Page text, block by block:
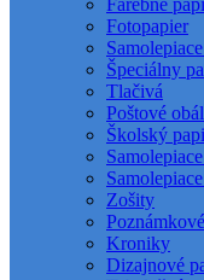
Farebné
Fotopapier
Špeciálny
Tlačivá
Poštové
Školský
Zošity
Kroniky
Dizajnové